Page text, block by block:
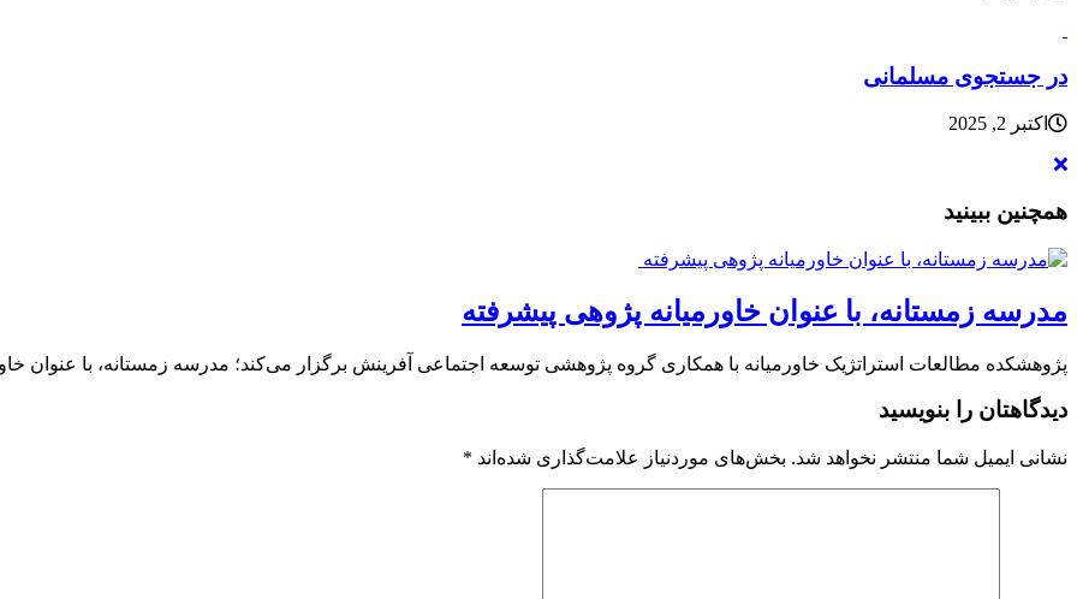
در جستجوی مسلمانی
اکتبر 2, 2025
همچنین ببینید
مدرسه زمستانه، با عنوان خاورمیانه پژوهی پیشرفته
پژوهشکده مطالعات استراتژیک خاورمیانه با همکاری گروه پژوهشی توسعه اجتماعی آفرینش برگزار می‌کند؛ مدرسه زمستانه، با عنوان
دیدگاهتان را بنویسید
نشانی ایمیل شما منتشر نخواهد شد. بخش‌های موردنیاز علامت‌گذاری شده‌اند *